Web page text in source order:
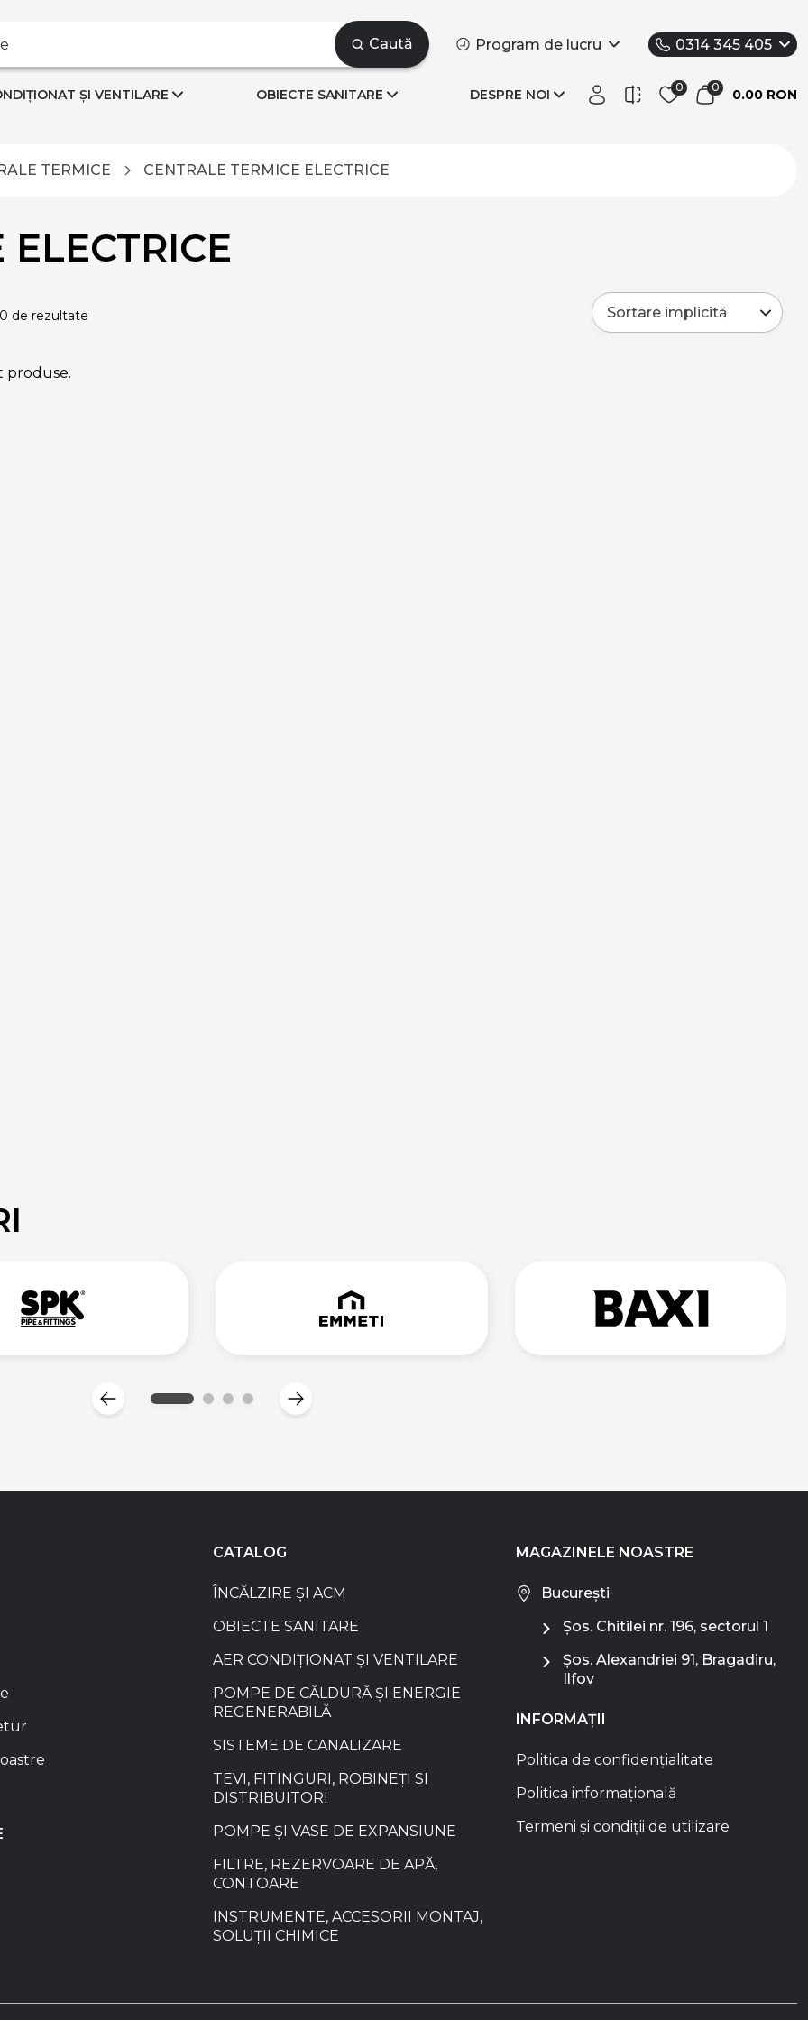
Caută Program de lucru 0314 345 405
ȘI VENTILARE OBIECTE SANITARE DESPRE NOI 0.00 RON
TERMICE CENTRALE TERMICE ELECTRICE
de rezultate
produse.
CATALOG
ÎNCĂLZIRE ȘI ACM
OBIECTE SANITARE
AER CONDIȚIONAT ȘI VENTILARE
POMPE DE CĂLDURĂ ȘI ENERGIE
REGENERABILĂ
SISTEME DE CANALIZARE
TEVI, FITINGURI, ROBINEȚI SI
DISTRIBUITORI
POMPE ȘI VASE DE EXPANSIUNE
FILTRE, REZERVOARE DE APĂ,
CONTOARE
INSTRUMENTE, ACCESORII MONTAJ,
SOLUȚII CHIMICE
MAGAZINELE NOASTRE
București
Șos. Chitilei nr. 196, sectorul 1
Șos. Alexandriei 91, Bragadiru,
Ilfov
INFORMAȚII
Politica de confidențialitate
Politica informațională
Termeni și condiții de utilizare